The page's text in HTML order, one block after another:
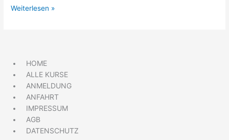
Weiterlesen »
HOME
ALLE KURSE
ANMELDUNG
ANFAHRT
IMPRESSUM
AGB
DATENSCHUTZ